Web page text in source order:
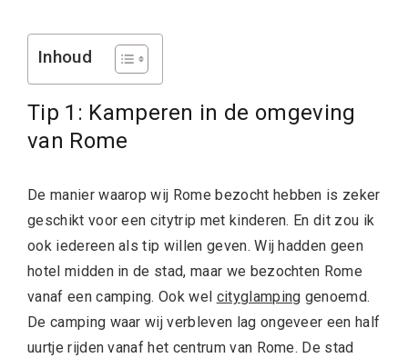
Inhoud
Tip 1: Kamperen in de omgeving
van Rome
De manier waarop wij Rome bezocht hebben is zeker
geschikt voor een citytrip met kinderen. En dit zou ik
ook iedereen als tip willen geven. Wij hadden geen
hotel midden in de stad, maar we bezochten Rome
vanaf een camping. Ook wel cityglamping genoemd.
De camping waar wij verbleven lag ongeveer een half
uurtje rijden vanaf het centrum van Rome. De stad